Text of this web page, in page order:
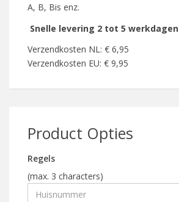
A, B, Bis enz.
Snelle levering 2 tot 5 werkdagen
Verzendkosten NL: € 6,95
Verzendkosten EU: € 9,95
Product Opties
Regels
(max. 3 characters)